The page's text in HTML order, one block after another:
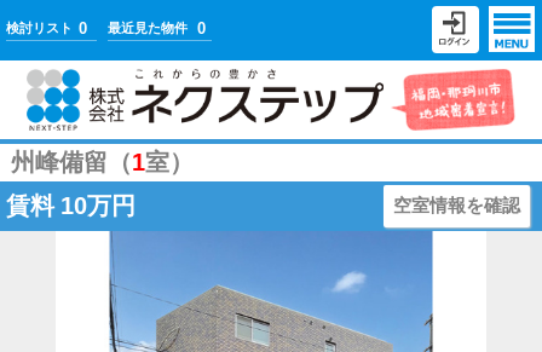
検討リスト 0 最近見た物件 0
州峰備留（1室）
賃料 10万円 空室情報を確認